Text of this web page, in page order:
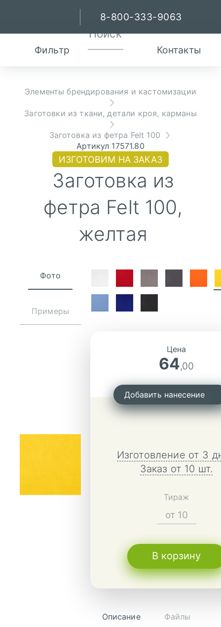
8-800-333-9063
Фильтр Контакты
Элементы брендирования и кастомизации
Заготовки из ткани, детали кроя, карманы
Заготовка из фетра Felt 100
Артикул 17571.80
ИЗГОТОВИМ НА ЗАКАЗ
Заготовка из
фетра Felt 100,
желтая
Фото
Примеры
Цена
64,00
Добавить нанесение
Изготовление от 3
Заказ от 10 шт.
Тираж
В корзину
Описание Файлы